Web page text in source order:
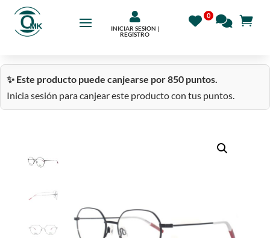

INICIAR SESIÓN |
REGÍSTRO
✨ Este producto puede canjearse por 850 puntos.
Inicia sesión para canjear este producto con tus puntos.